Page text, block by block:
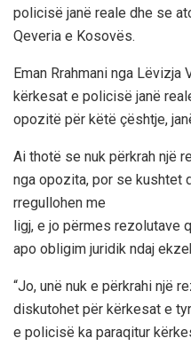
policisë janë reale dhe se
Qeveria e Kosovës.
Eman Rrahmani nga
kërkesat e policisë janë
opozitë për këtë çështje,
Ai thotë se nuk përkrah një
nga opozita, por se kushtet
rregullohen me
ligj, e jo përmes rezolutave
apo obligim juridik ndaj
“Jo, unë nuk e përkrahi një
diskutohet për kërkesat e
e policisë ka paraqitur